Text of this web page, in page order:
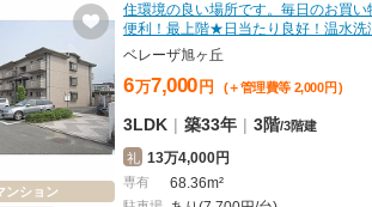
ンション
住環境の良い場所です。毎日のお買い
便利！最上階★日当たり良好！温水
ベレーザ旭ヶ丘
6万7,000 円 (＋管理費等 2,000 円 )
3LDK | 築33年 | 3階/3階建
礼 13万4,000円
専有 68.36m²